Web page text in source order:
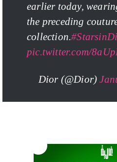
earlier today,
the preceding
collection.
pic.twitter.com/